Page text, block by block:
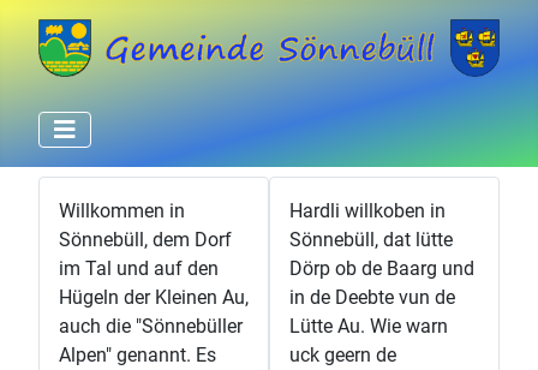
Willkommen in
Sönnebüll, dem Dorf
im Tal und auf den
Hügeln der Kleinen Au,
auch die "Sönnebüller
Alpen" genannt. Es
Hardli willkoben in
Sönnebüll, dat lütte
Dörp ob de Baarg und
in de Deebte vun de
Lütte Au. Wie warn
uck geern de